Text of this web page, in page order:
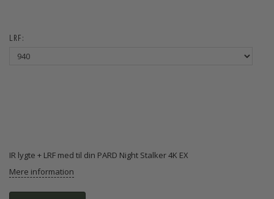
LRF:
IR lygte + LRF med til din PARD Night Stalker 4K EX
Mere information